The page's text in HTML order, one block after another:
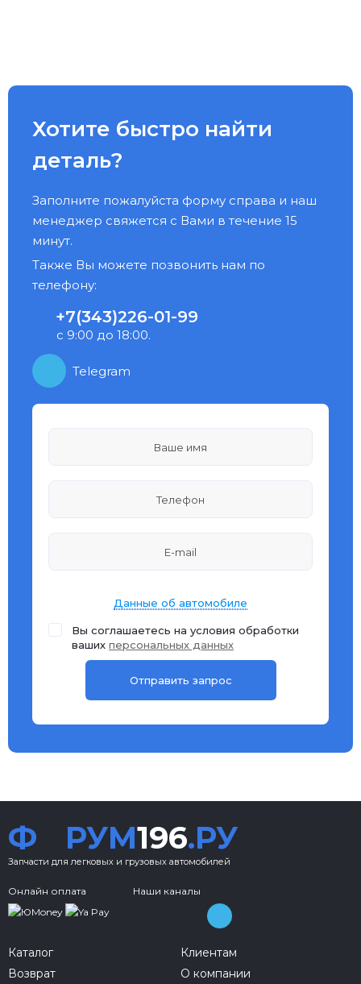
Хотите быстро найти
деталь?
Заполните пожалуйста форму справа и наш
менеджер свяжется с Вами в течение 15
минут.
Также Вы можете позвонить нам по
телефону:
+7(343)226-01-99
с 9:00 до 18:00.
Telegram
Данные об автомобиле
Вы соглашаетесь на условия обработки
ваших персональных данных
Ф РУМ196.РУ
Запчасти для легковых и грузовых автомобилей
Онлайн оплата Наши каналы
Каталог
Возврат
Клиентам
О компании